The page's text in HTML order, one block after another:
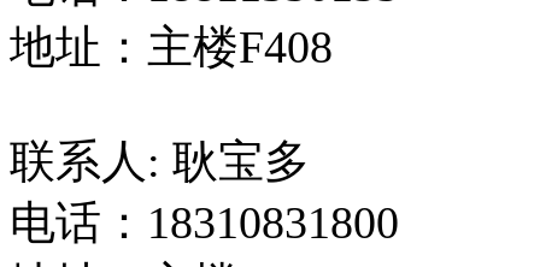
地址：主楼F408
联系人: 耿宝多
电话：18310831800